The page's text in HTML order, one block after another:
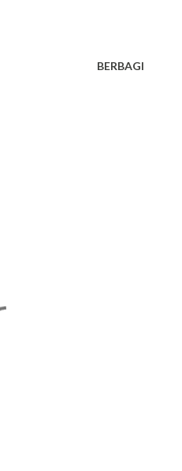
BERBAGI